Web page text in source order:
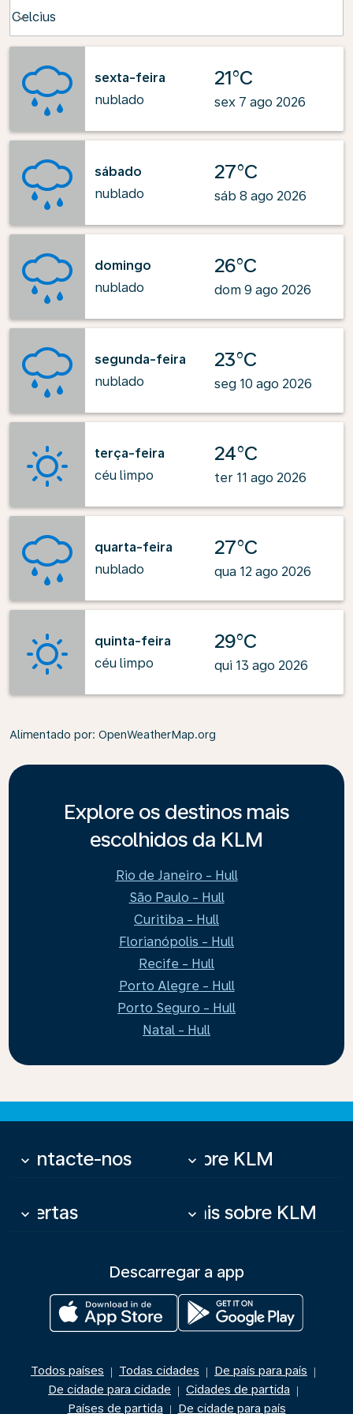
Celcius
keyboard_arrow_down
sexta-feira
nublado
21°C
sex 7 ago 2026
sábado
nublado
27°C
sáb 8 ago 2026
domingo
nublado
26°C
dom 9 ago 2026
segunda-feira
nublado
23°C
seg 10 ago 2026
terça-feira
céu limpo
24°C
ter 11 ago 2026
quarta-feira
nublado
27°C
qua 12 ago 2026
quinta-feira
céu limpo
29°C
qui 13 ago 2026
Alimentado por: OpenWeatherMap.org
Explore os destinos mais
escolhidos da KLM
Rio de Janeiro - Hull
São Paulo - Hull
Curitiba - Hull
Florianópolis - Hull
Recife - Hull
Porto Alegre - Hull
Porto Seguro - Hull
Natal - Hull
Contacte-nos
keyboard_arrow_down Sobre KLM
keyboard_arrow_down
Ofertas
keyboard_arrow_down Mais sobre KLM
keyboard_arrow_down
Descarregar a app
Todos países | Todas cidades | De país para país |
De cidade para cidade | Cidades de partida |
Países de partida | De cidade para país